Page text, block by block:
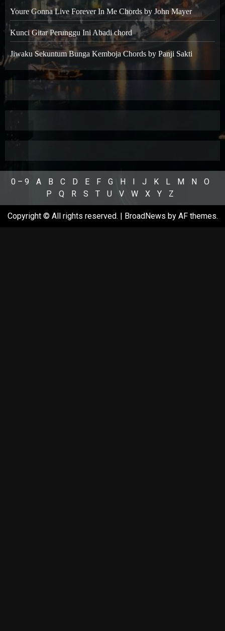
Youre Gonna Live Forever In Me Chords by John Mayer
Kunci Gitar Perunggu Ini Abadi chord
Jiwaku Sekuntum Bunga Kemboja Chords by Panji Sakti
0 – 9 A B C D E F G H I J K L M N
O
P
Q R S T U V W X Y Z
Copyright © All rights reserved. | BroadNews by AF themes.